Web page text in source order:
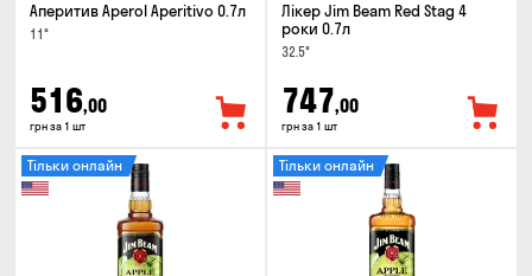
Аперитив Aperol Aperitivo 0.7л
11°
516,00
грн за 1 шт
Лікер Jim Beam Red Stag 4
роки 0.7л
32.5°
747,00
грн за 1 шт
Тільки онлайн Тільки онлайн